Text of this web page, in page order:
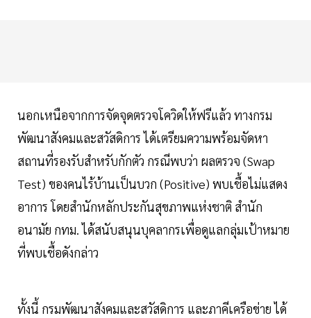
นอกเหนือจากการจัดจุดตรวจโควิดให้ฟรีแล้ว ทางกรม
พัฒนาสังคมและสวัสดิการ ได้เตรียมความพร้อมจัดหา
สถานที่รองรับสำหรับกักตัว กรณีพบว่า ผลตรวจ (Swap
Test) ของคนไร้บ้านเป็นบวก (Positive) พบเชื้อไม่แสดง
อาการ โดยสำนักหลักประกันสุขภาพแห่งชาติ สำนัก
อนามัย กทม. ได้สนับสนุนบุคลากรเพื่อดูแลกลุ่มเป้าหมาย
ที่พบเชื้อดังกล่าว
ทั้งนี้ กรมพัฒนาสังคมและสวัสดิการ และภาคีเครือข่าย ได้